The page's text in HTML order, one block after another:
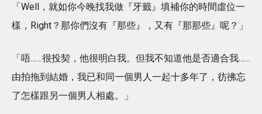
「Well，就如你今晚找我做『牙籤』填補你的時間虛位一
樣，Right？那你們沒有『那些』，又有『那那些』呢？」
「唔……很投契，他很明白我。但我不知道他是否適合我……
由拍拖到結婚，我已和同一個男人一起十多年了，彷彿忘
了怎樣跟另一個男人相處。」